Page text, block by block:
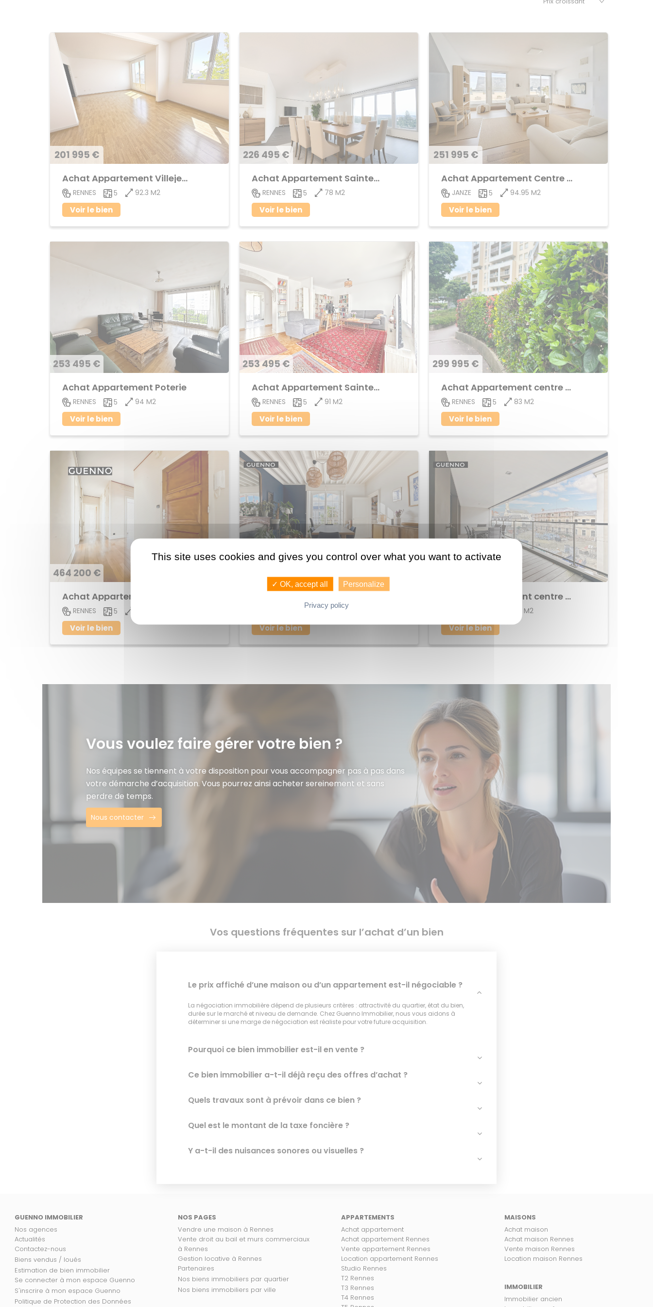
201 995 €
Achat Appartement Villejean
RENNES 5 92.3 M2
Voir le bien
226 495 €
Achat Appartement Sainte-Thérèse
RENNES 5 78 M2
Voir le bien
251 995 €
Achat Appartement Centre ville
JANZE 5 94.95 M2
Voir le bien
253 495 €
Achat Appartement Poterie
RENNES 5 94 M2
Voir le bien
253 495 €
Achat Appartement Sainte-Thérèse
RENNES 5 91 M2
Voir le bien
299 995 €
Achat Appartement centre ville
RENNES 5 83 M2
Voir le bien
464 200 €
RENNES 5
Voir le bien
5 118 M2
Voir le bien
Achat Appartement centre ville
112 M2
Voir le bien
Vous voulez faire gérer votre bien ?
Nos équipes se tiennent à votre disposition pour vous accompagner pas à pas dans
votre démarche d’acquisition. Vous pourrez ainsi acheter sereinement et sans
perdre de temps.
Nous contacter
Vos questions fréquentes sur l’achat d’un bien
Le prix affiché d’une maison ou d’un appartement est-il négociable ?
La négociation immobilière dépend de plusieurs critères : attractivité du quartier, état du bien,
durée sur le marché et niveau de demande. Chez Guenno Immobilier, nous vous aidons à
déterminer si une marge de négociation est réaliste pour votre future acquisition.
Pourquoi ce bien immobilier est-il en vente ?
Ce bien immobilier a-t-il déjà reçu des offres d’achat ?
Quels travaux sont à prévoir dans ce bien ?
Quel est le montant de la taxe foncière ?
Y a-t-il des nuisances sonores ou visuelles ?
GUENNO IMMOBILIER
Nos agences
Actualités
Contactez-nous
Biens vendus / loués
Estimation de bien immobilier
Se connecter à mon espace Guenno
S'inscrire à mon espace Guenno
Politique de Protection des Données
NOS PAGES
Vendre une maison à Rennes
Vente droit au bail et murs commerciaux
à Rennes
Gestion locative à Rennes
Partenaires
Nos biens immobiliers par quartier
Nos biens immobiliers par ville
APPARTEMENTS
Achat appartement
Achat appartement Rennes
Vente appartement Rennes
Location appartement Rennes
Studio Rennes
T2 Rennes
T3 Rennes
T4 Rennes
MAISONS
Achat maison
Achat maison Rennes
Vente maison Rennes
Location maison Rennes
IMMOBILIER
Immobilier ancien
This site uses cookies and gives you control over what you want to activate
✓ OK, accept all Personalize
Privacy policy